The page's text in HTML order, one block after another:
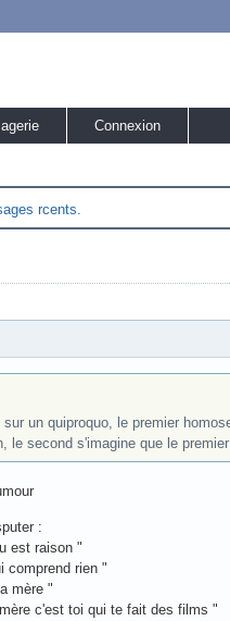
Connexion
rcents.
un quiproquo, le premier
second s'imagine que le
:
est raison "
comprend rien "
mère "
c'est toi qui te fait des films "